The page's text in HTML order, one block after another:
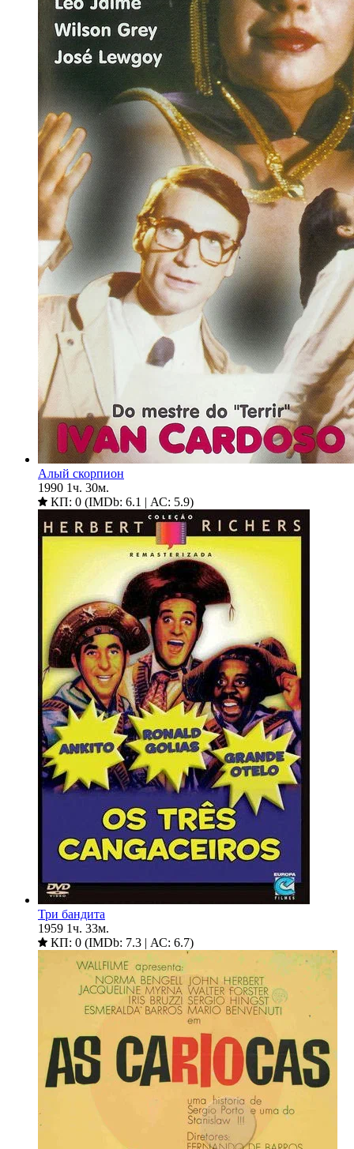
Алый скорпион
1990 1ч. 30м.
КП: 0 (IMDb: 6.1 | АС: 5.9)
Три бандита
1959 1ч. 33м.
КП: 0 (IMDb: 7.3 | АС: 6.7)